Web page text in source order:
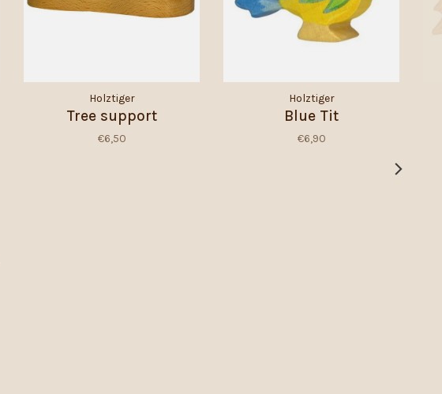
Holztiger
Tree support
€6,50
Holztiger
Blue Tit
€6,90